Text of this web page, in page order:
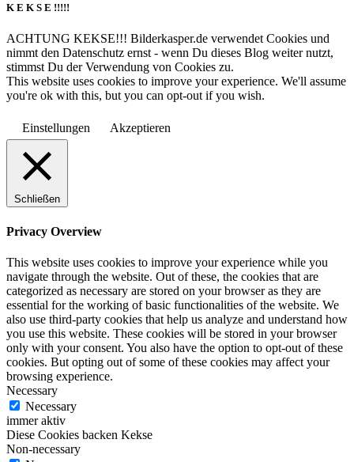
K E K S E !!!!!
ACHTUNG KEKSE!!! Bilderkasper.de verwendet Cookies und
nimmt den Datenschutz ernst - wenn Du dieses Blog weiter nutzt,
stimmst Du der Verwendung von Cookies zu.
This website uses cookies to improve your experience. We'll assume
you're ok with this, but you can opt-out if you wish.
Einstellungen Akzeptieren
Schließen
Privacy Overview
This website uses cookies to improve your experience while you
navigate through the website. Out of these, the cookies that are
categorized as necessary are stored on your browser as they are
essential for the working of basic functionalities of the website. We
also use third-party cookies that help us analyze and understand how
you use this website. These cookies will be stored in your browser
only with your consent. You also have the option to opt-out of these
cookies. But opting out of some of these cookies may affect your
browsing experience.
Necessary
Necessary
immer aktiv
Diese Cookies backen Kekse
Non-necessary